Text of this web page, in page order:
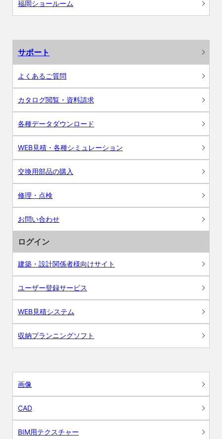
福岡ショールーム
サポート
よくあるご質問
カタログ閲覧・資料請求
各種データダウンロード
WEB見積・各種シミュレーション
交換用部品の購入
修理・点検
お問い合わせ
ログイン
建築・設計関係者様向けサイト
ユーザー登録サービス
WEB見積システム
収納プランニングソフト
画像
CAD
BIM用テクスチャー